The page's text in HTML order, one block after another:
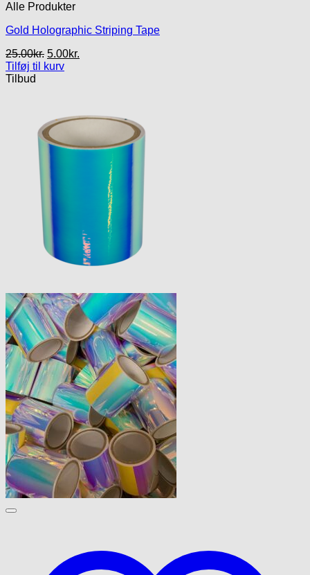
Alle Produkter
Gold Holographic Striping Tape
25.00kr. Den
oprindelige
5.00kr.
Tilføj til kurv
Tilbud